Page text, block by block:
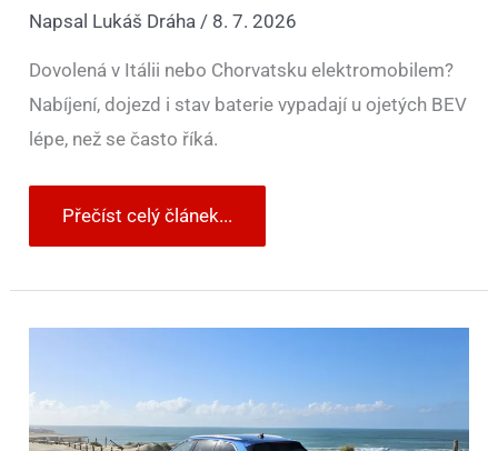
Napsal Lukáš Dráha/ 8. 7. 2026
Dovolená v Itálii nebo Chorvatsku elektromobilem?
Nabíjení, dojezd i stav baterie vypadají u ojetých BEV
lépe, než se často říká.
Přečíst celý článek...
autem:
hlavní